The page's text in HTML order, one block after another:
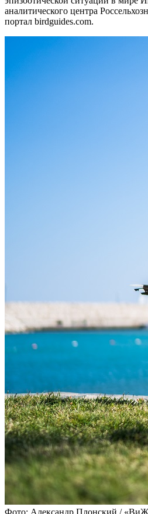
аналитического центра
портал birdguides.com.
Фото: Александр Плонский /